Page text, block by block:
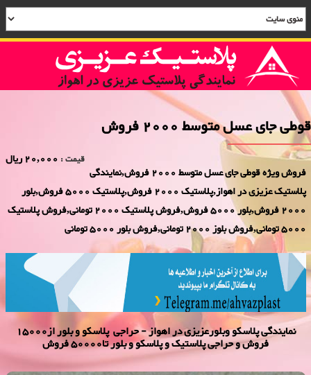
قوطی جای عسل متوسط 2000 فروش
قیمت : 20,000 ریال
فروش ویژه قوطی جای عسل متوسط 2000 فروش,نمایندگی
پلاستیک عزیزی در اهواز,پلاستیک 2000 فروش,پلاستیک 5000 فروش,بلور
2000 فروش,بلور 5000 فروش,فروش پلاستیک 2000 تومانی,فروش پلاستیک
5000 تومانی,فروش بلوز 2000 تومانی,فروش بلور 5000 تومانی
نمایندگی پلاسكو وبلورعزیزی در اهواز - حراجی پلاسکو و بلور از15000
فروش و حراجی پلاستیک و پلاسکو و بلور تا50000 فروش